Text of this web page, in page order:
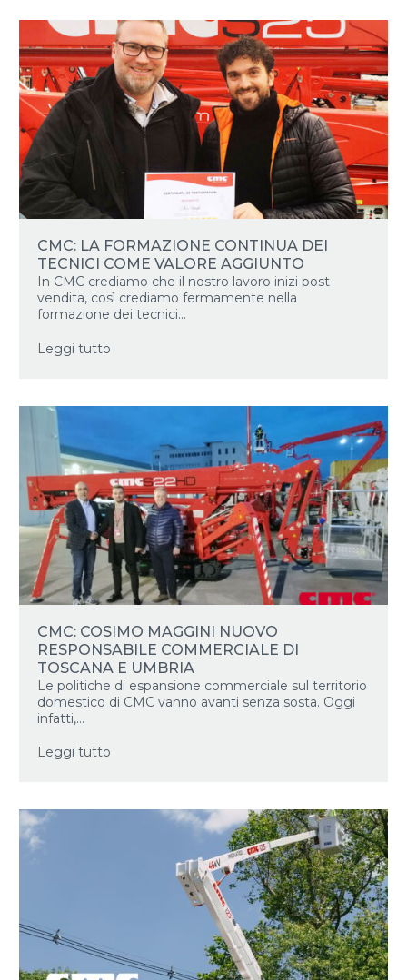
CMC: LA FORMAZIONE CONTINUA DEI
TECNICI COME VALORE AGGIUNTO
In CMC crediamo che il nostro lavoro inizi post-
vendita, così crediamo fermamente nella
formazione dei tecnici...
Leggi tutto
CMC: COSIMO MAGGINI NUOVO
RESPONSABILE COMMERCIALE DI
TOSCANA E UMBRIA
Le politiche di espansione commerciale sul territorio
domestico di CMC vanno avanti senza sosta. Oggi
infatti,...
Leggi tutto